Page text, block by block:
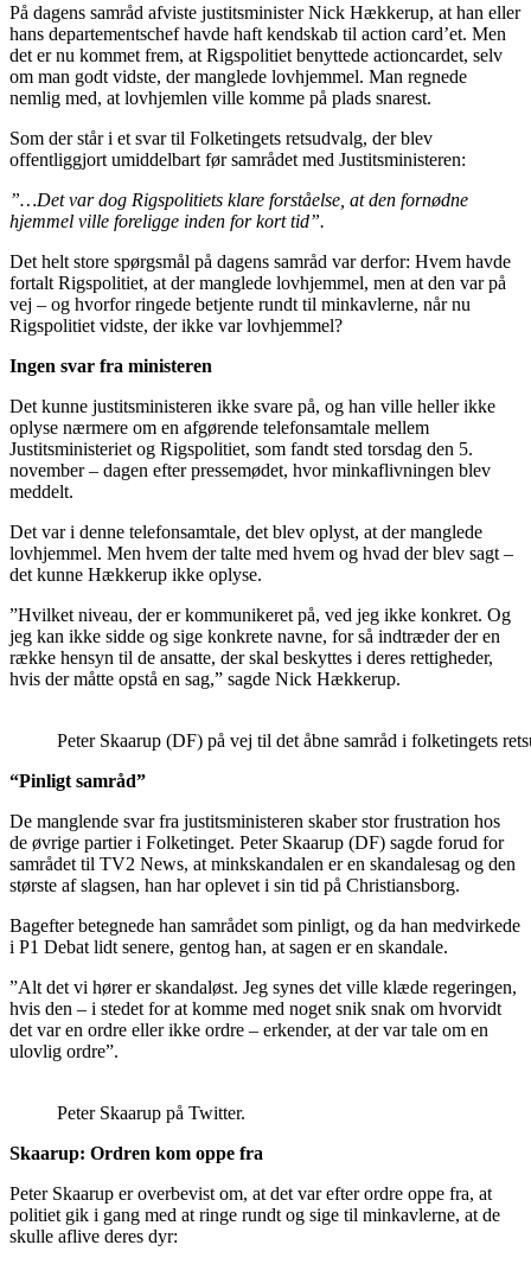
På dagens samråd afviste justitsminister Nick Hækkerup, at han eller
hans departementschef havde haft kendskab til action card’et. Men
det er nu kommet frem, at Rigspolitiet benyttede actioncardet, selv
om man godt vidste, der manglede lovhjemmel. Man regnede
nemlig med, at lovhjemlen ville komme på plads snarest.
Som der står i et svar til Folketingets retsudvalg, der blev
offentliggjort umiddelbart før samrådet med Justitsministeren:
”…Det var dog Rigspolitiets klare forståelse, at den fornødne
hjemmel ville foreligge inden for kort tid”.
Det helt store spørgsmål på dagens samråd var derfor: Hvem havde
fortalt Rigspolitiet, at der manglede lovhjemmel, men at den var på
vej – og hvorfor ringede betjente rundt til minkavlerne, når nu
Rigspolitiet vidste, der ikke var lovhjemmel?
Ingen svar fra ministeren
Det kunne justitsministeren ikke svare på, og han ville heller ikke
oplyse nærmere om en afgørende telefonsamtale mellem
Justitsministeriet og Rigspolitiet, som fandt sted torsdag den 5.
november – dagen efter pressemødet, hvor minkaflivningen blev
meddelt.
Det var i denne telefonsamtale, det blev oplyst, at der manglede
lovhjemmel. Men hvem der talte med hvem og hvad der blev sagt –
det kunne Hækkerup ikke oplyse.
”Hvilket niveau, der er kommunikeret på, ved jeg ikke konkret. Og
jeg kan ikke sidde og sige konkrete navne, for så indtræder der en
række hensyn til de ansatte, der skal beskyttes i deres rettigheder,
hvis der måtte opstå en sag,” sagde Nick Hækkerup.
Peter Skaarup (DF) på vej til det åbne samråd i folketingets
“Pinligt samråd”
De manglende svar fra justitsministeren skaber stor frustration hos
de øvrige partier i Folketinget. Peter Skaarup (DF) sagde forud for
samrådet til TV2 News, at minkskandalen er en skandalesag og den
største af slagsen, han har oplevet i sin tid på Christiansborg.
Bagefter betegnede han samrådet som pinligt, og da han medvirkede
i P1 Debat lidt senere, gentog han, at sagen er en skandale.
”Alt det vi hører er skandaløst. Jeg synes det ville klæde regeringen,
hvis den – i stedet for at komme med noget snik snak om hvorvidt
det var en ordre eller ikke ordre – erkender, at der var tale om en
ulovlig ordre”.
Peter Skaarup på Twitter.
Skaarup: Ordren kom oppe fra
Peter Skaarup er overbevist om, at det var efter ordre oppe fra, at
politiet gik i gang med at ringe rundt og sige til minkavlerne, at de
skulle aflive deres dyr: